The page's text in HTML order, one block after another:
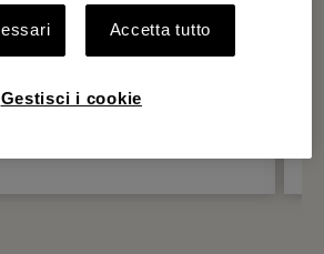
Accetta tutto
Gestisci i cookie